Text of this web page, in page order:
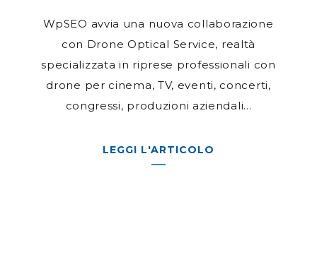
WpSEO avvia una nuova collaborazione
con Drone Optical Service, realtà
specializzata in riprese professionali con
drone per cinema, TV, eventi, concerti,
congressi, produzioni aziendali...
LEGGI L'ARTICOLO